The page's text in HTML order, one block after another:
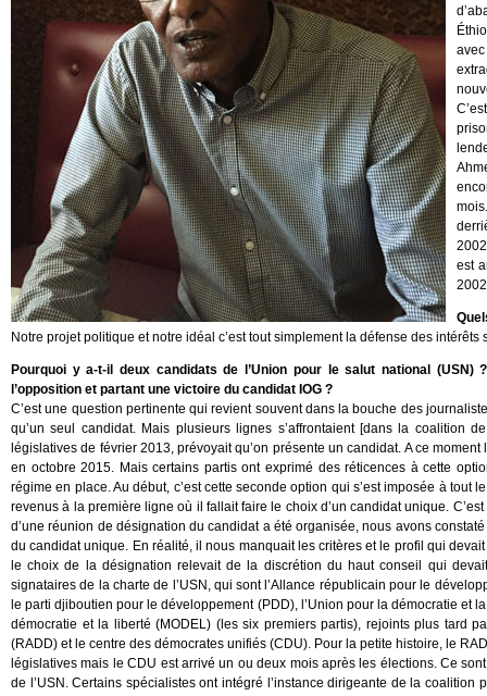
est
Notre projet politique et notre idéal c’est tout simplement la défense des
Pourquoi y a-t-il deux candidats de l’Union pour le salut national
l’opposition et partant une victoire du candidat IOG ?
C’est une question pertinente qui revient souvent dans la bouche des
qu’un seul candidat. Mais plusieurs lignes s’affrontaient [dans la coalition
législatives de février 2013, prévoyait qu’on présente un candidat. A ce
en octobre 2015. Mais certains partis ont exprimé des réticences à cette
régime en place. Au début, c’est cette seconde option qui s’est imposée à tout
revenus à la première ligne où il fallait faire le choix d’un candidat unique.
d’une réunion de désignation du candidat a été organisée, nous avons
du candidat unique. En réalité, il nous manquait les critères et le profil qui
le choix de la désignation relevait de la discrétion du haut conseil qui
signataires de la charte de l’USN, qui sont l’Allance républicain pour le
le parti djiboutien pour le développement (PDD), l’Union pour la démocratie et
démocratie et la liberté (MODEL) (les six premiers partis), rejoints plus tard
(RADD) et le centre des démocrates unifiés (CDU). Pour la petite histoire, le
législatives mais le CDU est arrivé un ou deux mois après les élections. Ce
de l’USN. Certains spécialistes ont intégré l’instance dirigeante de la